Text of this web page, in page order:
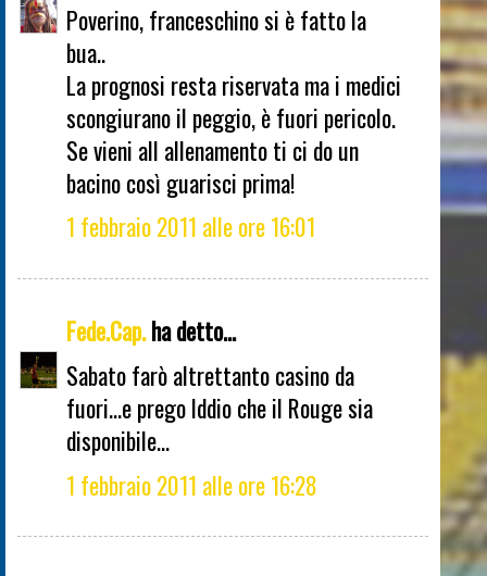
Poverino, franceschino si è fatto la
bua..
La prognosi resta riservata ma i medici
scongiurano il peggio, è fuori pericolo.
Se vieni all allenamento ti ci do un
bacino così guarisci prima!
1 febbraio 2011 alle ore 16:01
Fede.Cap.ha detto...
Sabato farò altrettanto casino da
fuori...e prego Iddio che il Rouge sia
disponibile...
1 febbraio 2011 alle ore 16:28